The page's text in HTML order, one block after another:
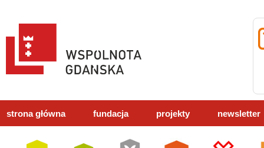
strona główna fundacja projekty newsletter